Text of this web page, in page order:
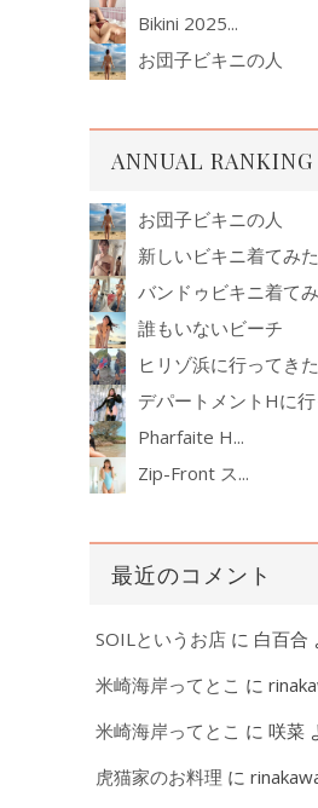
Bikini 2025...
お団子ビキニの人
ANNUAL RANKING
お団子ビキニの人
新しいビキニ着てみ
バンドゥビキニ着て
誰もいないビーチ
ヒリゾ浜に行ってきた
デパートメントHに行
Pharfaite H...
Zip-Front ス...
最近のコメント
SOILというお店 に 白百合
米崎海岸ってとこ に
米崎海岸ってとこ に 咲菜
虎猫家のお料理 に